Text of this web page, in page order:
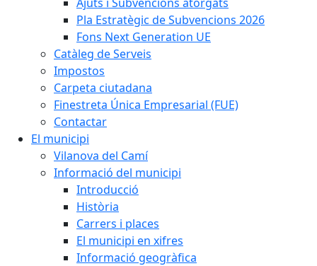
Pla Estratègic de Subvencions 2026
Fons Next Generation UE
Catàleg de Serveis
Impostos
Carpeta ciutadana
Finestreta Única Empresarial (FUE)
Contactar
El municipi
Vilanova del Camí
Informació del municipi
Introducció
Història
Carrers i places
El municipi en xifres
Informació geogràfica